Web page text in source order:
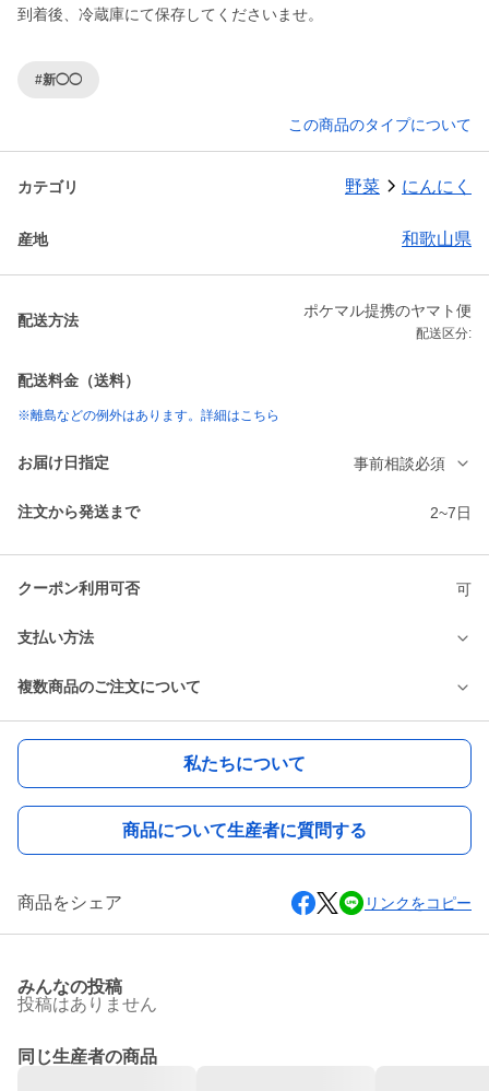
到着後、冷蔵庫にて保存してくださいませ。
#新◯◯
この商品のタイプについて
カテゴリ 野菜 にんにく
産地 和歌山県
配送方法
ポケマル提携のヤマト便
配送区分:
配送料金（送料）
※離島などの例外はあります。詳細はこちら
お届け日指定 事前相談必須
注文から発送まで 2~7日
クーポン利用可否 可
支払い方法
複数商品のご注文について
私たちについて
商品について生産者に質問する
商品をシェア リンクをコピー
みんなの投稿
投稿はありません
同じ生産者の商品